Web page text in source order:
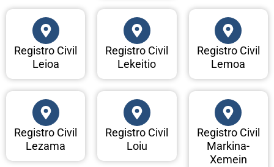
Registro Civil
Leioa
Registro Civil
Lekeitio
Registro Civil
Lemoa
Registro Civil
Lezama
Registro Civil
Loiu
Registro Civil
Markina-
Xemein